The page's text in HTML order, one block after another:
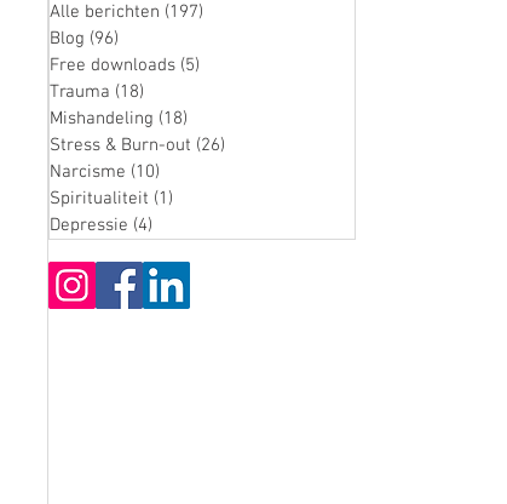
Alle berichten (197)
Blog (96)
Free downloads (5)
Trauma (18)
Mishandeling (18)
Stress & Burn-out (26)
Narcisme (10)
Spiritualiteit (1)
Depressie (4)